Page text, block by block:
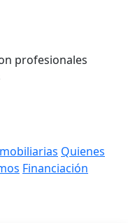
profesionales
Quienes
Financiación